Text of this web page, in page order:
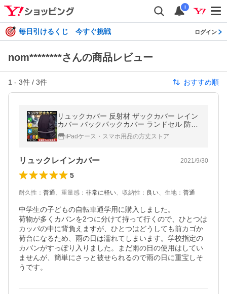
i
毎日引けるくじ 今すぐ挑戦 ログイン
nom********さんの商品レビュー
1 - 3件 / 3件 おすすめ順
リュックカバー 反射材 ザックカバー レイン
カバー バックパックカバー ランドセル 防水
雨具 通勤 通学 自転車
iPadケース・スマホ用品の方丈ストア
リュックレインカバー 2021/9/30
5
耐久性 ： 普通、 重量感 ： 非常に軽い、 収納性 ： 良い、 生地 ： 普通
中学生の子どもの自転車通学用に購入しました。
荷物が多くカバンを2つに分けて持って行くので、ひとつは
カッパの中に背負えますが、ひとつはどうしても前カゴか
荷台になるため、雨の日は濡れてしまいます。学校指定の
カバンがすっぽり入りました。まだ雨の日の使用はしてい
ませんが、簡単にさっと被せられるので雨の日に重宝しそ
うです。